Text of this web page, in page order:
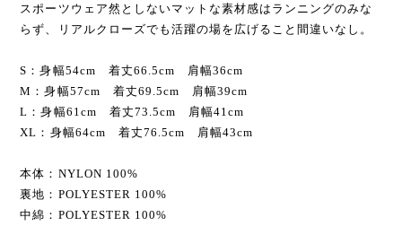
スポーツウェア然としないマットな素材感はランニングのみな
らず、リアルクローズでも活躍の場を広げること間違いなし。
S：身幅54cm 着丈66.5cm 肩幅36cm
M：身幅57cm 着丈69.5cm 肩幅39cm
L：身幅61cm 着丈73.5cm 肩幅41cm
XL：身幅64cm 着丈76.5cm 肩幅43cm
本体：NYLON 100%
裏地：POLYESTER 100%
中綿：POLYESTER 100%